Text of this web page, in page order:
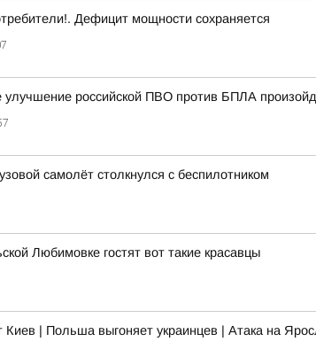
Дефицит мощности сохраняется
улучшение российской ПВО против БПЛА
самолёт столкнулся с беспилотником
Любимовке гостят вот такие красавцы
Киев | Польша выгоняет украинцев | Атака на